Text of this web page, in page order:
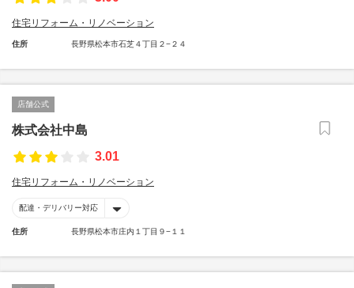
住宅リフォーム・リノベーション
住所 長野県松本市石芝４丁目２−２４
店舗公式
株式会社中島
3.01
住宅リフォーム・リノベーション
配達・デリバリー対応
住所 長野県松本市庄内１丁目９−１１